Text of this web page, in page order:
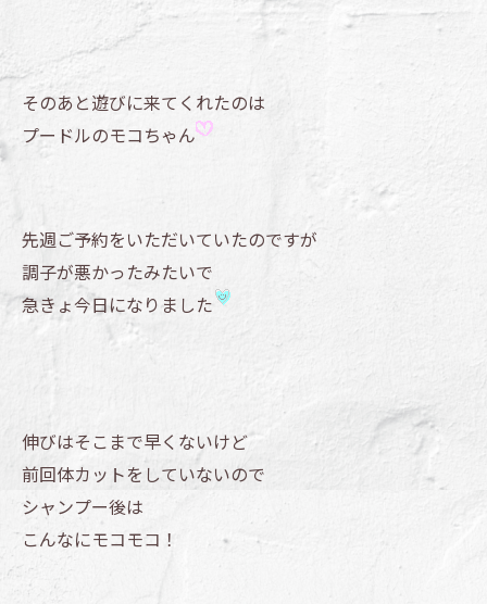
そのあと遊びに来てくれたのは
プードルのモコちゃん
先週ご予約をいただいていたのですが
調子が悪かったみたいで
急きょ今日になりました
伸びはそこまで早くないけど
前回体カットをしていないので
シャンプー後は
こんなにモコモコ！